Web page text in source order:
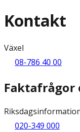
Kontakt
Växel
08-786 40 00
Faktafrågor
020-349 000